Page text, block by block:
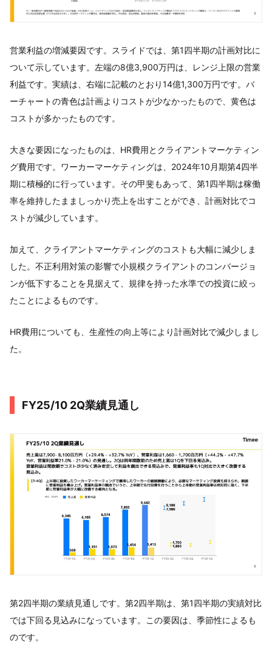
営業利益の増減要因です。スライドでは、第1四半期の計画対比に
ついて示しています。左端の8億3,900万円は、レンジ上限の営業
利益です。実績は、右端に記載のとおり14億1,300万円です。バ
ーチャートの青色は計画よりコストが少なかったもので、黄色は
コストが多かったものです。
大きな要因になったものは、HR費用とクライアントマーケティン
グ費用です。ワーカーマーケティングは、2024年10月期第4四半
期に積極的に行っています。その甲斐もあって、第1四半期は稼働
率を維持したまましっかり売上を出すことができ、計画対比でコ
ストが減少しています。
加えて、クライアントマーケティングのコストも大幅に減少しま
した。不正利用対策の影響で小規模クライアントのコンバージョ
ンが低下することを見据えて、規律を持った水準での投資に絞っ
たことによるものです。
HR費用についても、生産性の向上等により計画対比で減少しまし
た。
FY25/10 2Q業績見通し
第2四半期の業績見通しです。第2四半期は、第1四半期の実績対比
では下回る見込みになっています。この要因は、季節性によるも
のです。